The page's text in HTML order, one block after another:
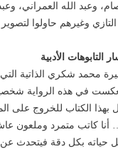
وعبد الله العمراني،
وغيرهم حاولوا لتصوير
التابوهات الأدبية
محمد شكري الذاتية
في هذه الرواية
بهذا الكتاب للخروج
أنا كاتب متمرد وملعون
بكل دقة فيتحدث عن